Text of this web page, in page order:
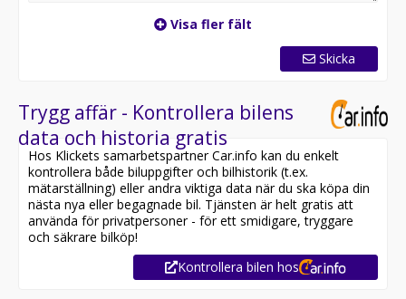
Visa fler fält
Skicka
Trygg affär - Kontrollera bilens
data och historia gratis
Hos Klickets samarbetspartner Car.info kan du enkelt
kontrollera både biluppgifter och bilhistorik (t.ex.
mätarställning) eller andra viktiga data när du ska köpa din
nästa nya eller begagnade bil. Tjänsten är helt gratis att
använda för privatpersoner - för ett smidigare, tryggare
och säkrare bilköp!
Kontrollera bilen hos